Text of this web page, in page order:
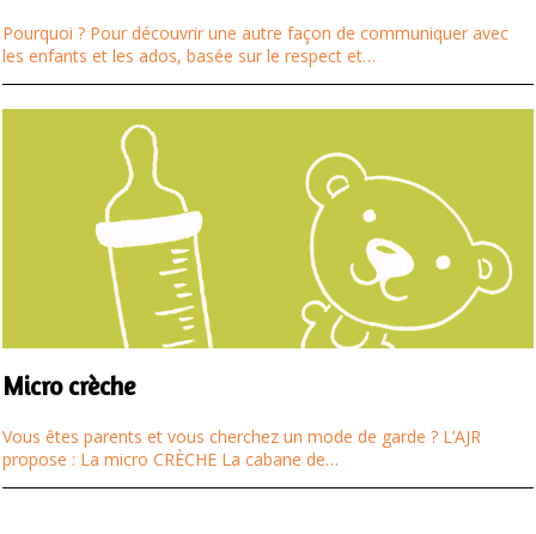
Pourquoi ? Pour découvrir une autre façon de communiquer avec
les enfants et les ados, basée sur le respect et…
Micro crèche
Vous êtes parents et vous cherchez un mode de garde ? L’AJR
propose : La micro CRÈCHE La cabane de…